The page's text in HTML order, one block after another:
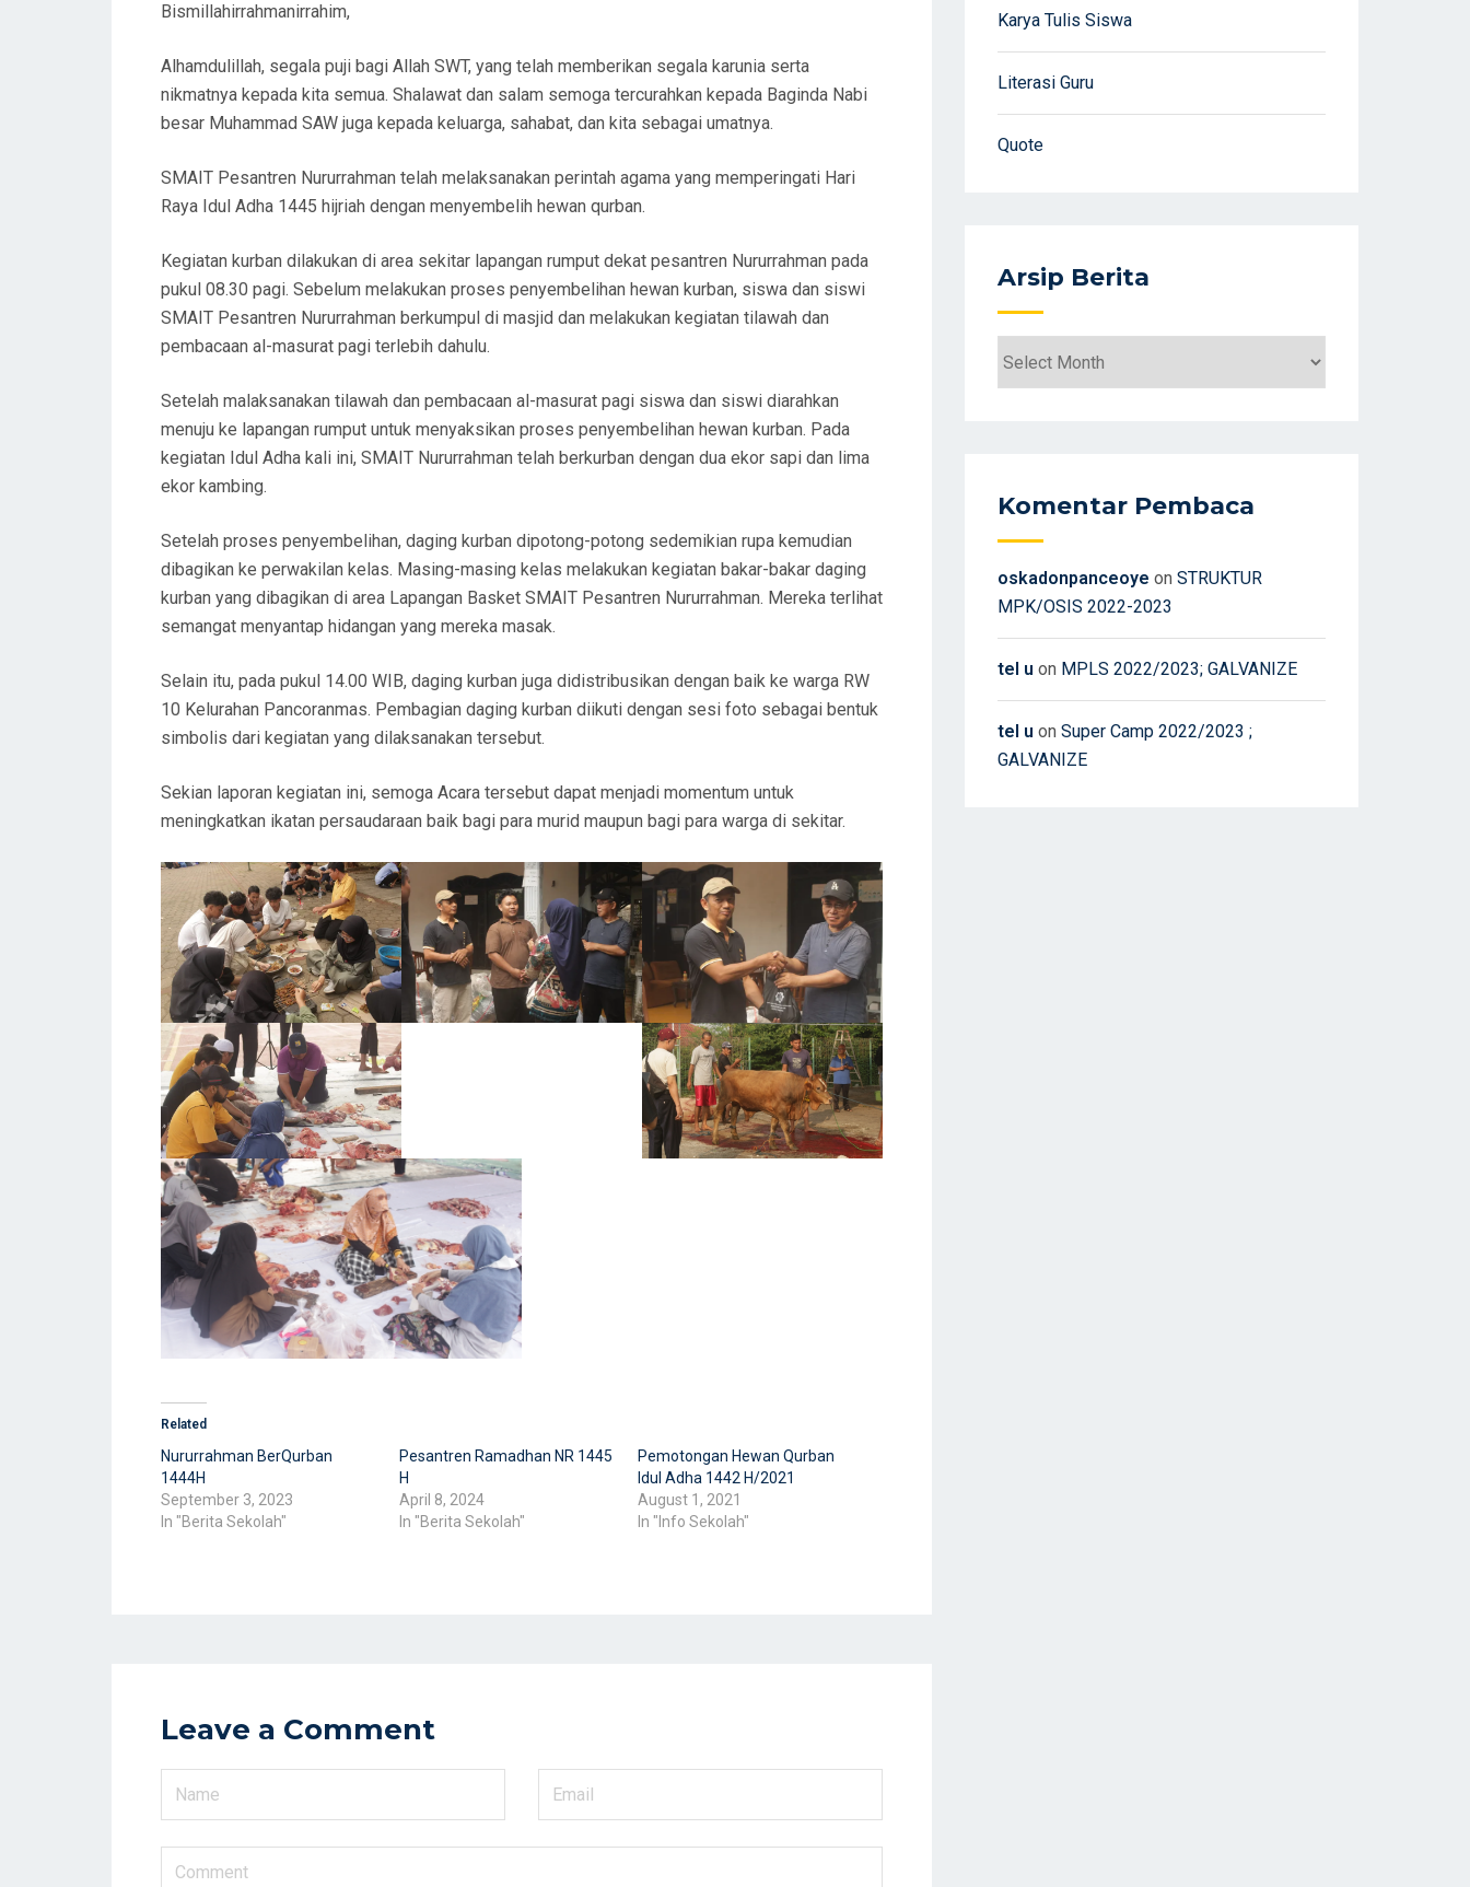
S
E
D
O
Bismillahirrahmanirrahim,
Alhamdulillah, segala puji bagi Allah SWT, yang telah memberikan segala karunia serta
nikmatnya kepada kita semua. Shalawat dan salam semoga tercurahkan kepada Baginda Nabi
besar Muhammad SAW juga kepada keluarga, sahabat, dan kita sebagai umatnya.
SMAIT Pesantren Nururrahman telah melaksanakan perintah agama yang memperingati Hari
Raya Idul Adha 1445 hijriah dengan menyembelih hewan qurban.
Kegiatan kurban dilakukan di area sekitar lapangan rumput dekat pesantren Nururrahman pada
pukul 08.30 pagi. Sebelum melakukan proses penyembelihan hewan kurban, siswa dan siswi
SMAIT Pesantren Nururrahman berkumpul di masjid dan melakukan kegiatan tilawah dan
pembacaan al-masurat pagi terlebih dahulu.
Setelah malaksanakan tilawah dan pembacaan al-masurat pagi siswa dan siswi diarahkan
menuju ke lapangan rumput untuk menyaksikan proses penyembelihan hewan kurban. Pada
kegiatan Idul Adha kali ini, SMAIT Nururrahman telah berkurban dengan dua ekor sapi dan lima
ekor kambing.
Setelah proses penyembelihan, daging kurban dipotong-potong sedemikian rupa kemudian
dibagikan ke perwakilan kelas. Masing-masing kelas melakukan kegiatan bakar-bakar daging
kurban yang dibagikan di area Lapangan Basket SMAIT Pesantren Nururrahman. Mereka terlihat
semangat menyantap hidangan yang mereka masak.
Selain itu, pada pukul 14.00 WIB, daging kurban juga didistribusikan dengan baik ke warga RW
10 Kelurahan Pancoranmas. Pembagian daging kurban diikuti dengan sesi foto sebagai bentuk
simbolis dari kegiatan yang dilaksanakan tersebut.
Sekian laporan kegiatan ini, semoga Acara tersebut dapat menjadi momentum untuk
meningkatkan ikatan persaudaraan baik bagi para murid maupun bagi para warga di sekitar.
Related
Nururrahman BerQurban
1444H
September 3, 2023
In "Berita Sekolah"
Pesantren Ramadhan NR 1445
H
April 8, 2024
In "Berita Sekolah"
Pemotongan Hewan Qurban
Idul Adha 1442 H/2021
August 1, 2021
In "Info Sekolah"
Leave a Comment
Karya Tulis Siswa
Literasi Guru
Quote
Arsip Berita
Komentar Pembaca
oskadonpanceoye on STRUKTUR
MPK/OSIS 2022-2023
tel u on MPLS 2022/2023; GALVANIZE
tel u on Super Camp 2022/2023 ;
GALVANIZE